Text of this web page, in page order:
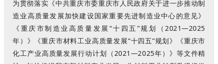
为贯彻落实《中共重庆市委重庆市人民政府关于进一步推动制
造业高质量发展加快建设国家重要先进制造业中心的意见》
《重庆市制造业高质量发展“十四五”规划（2021—2025
年）》《重庆市材料工业高质量发展“十四五”规划》《重庆市
化工产业高质量发展行动计划（2021—2025年）》等文件精